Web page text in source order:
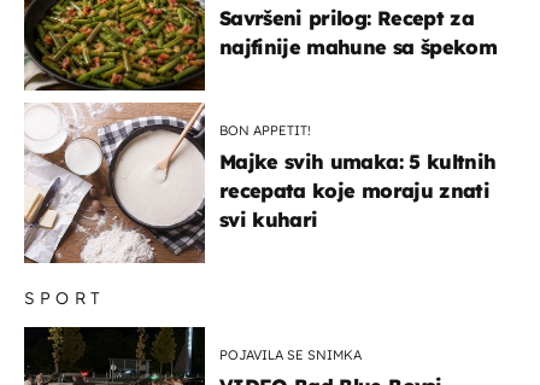
SPORT
POJAVILA SE SNIMKA
Savršeni prilog: Recept za
najfinije mahune sa špekom
BON APPETIT!
Majke svih umaka: 5 kultnih
recepata koje moraju znati
svi kuhari